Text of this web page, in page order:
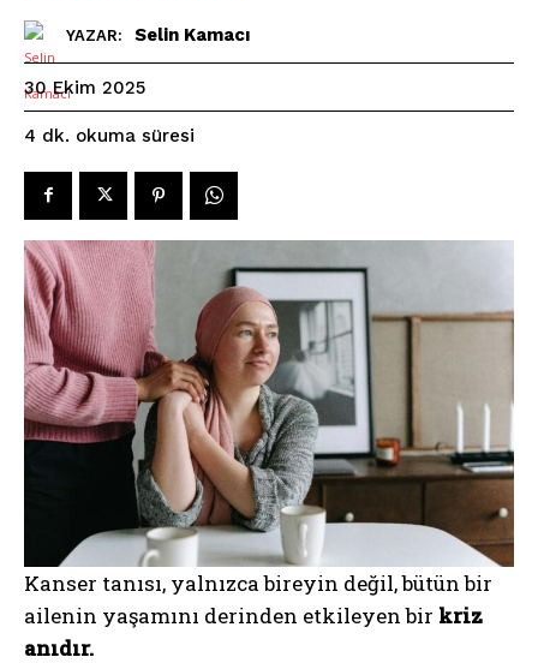
YAZAR: Selin Kamacı
30 Ekim 2025
4 dk. okuma süresi
Kanser tanısı, yalnızca bireyin değil, bütün bir
ailenin yaşamını derinden etkileyen bir kriz
anıdır.